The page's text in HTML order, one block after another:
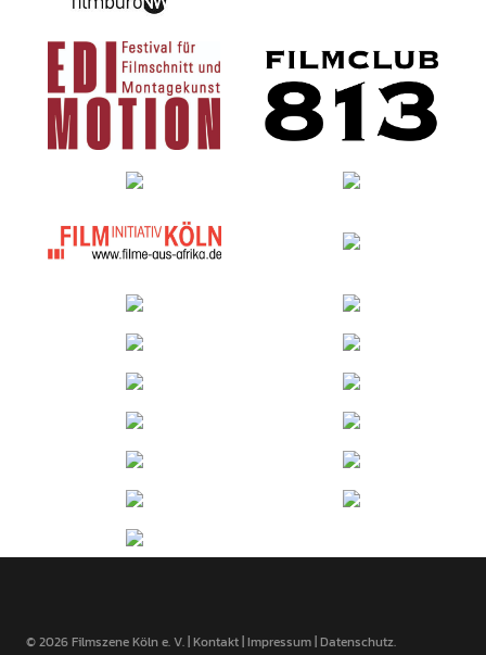
© 2026 Filmszene Köln e. V. |Kontakt|Impressum|Datenschutz